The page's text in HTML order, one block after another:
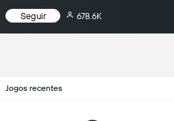
Seguir 678.6K
Jogos recentes